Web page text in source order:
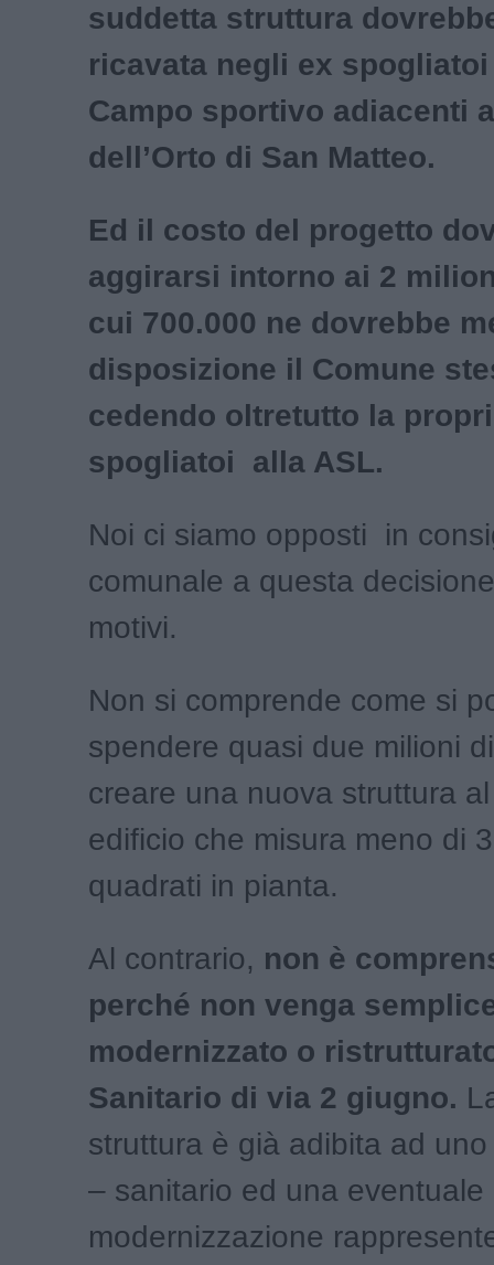
suddetta struttura
ricavata negli ex
Campo sportivo adiacenti
dell’Orto di San Matteo.
Ed il costo del progetto
aggirarsi intorno ai 2
cui 700.000 ne dovrebbe
disposizione il Comune
cedendo oltretutto la
spogliatoi alla ASL.
Noi ci siamo opposti in
comunale a questa
motivi.
Non si comprende come si
spendere quasi due milioni
creare una nuova struttura
edificio che misura meno di
quadrati in pianta.
Al contrario, non è
perché non venga
modernizzato o
Sanitario di via 2 giugno.
struttura è già adibita ad
– sanitario ed una eventuale
modernizzazione